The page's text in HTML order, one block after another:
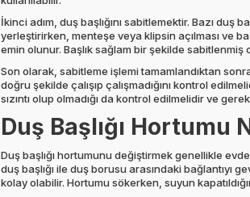
İkinci adım, duş başlığını sabitlemektir. Bazı duş
yerleştirirken, menteşe veya klipsin açılması ve
emin olunur. Başlık sağlam bir şekilde sabitlenmiş
Son olarak, sabitleme işlemi tamamlandıktan sonra
doğru şekilde çalışıp çalışmadığını kontrol
sızıntı olup olmadığı da kontrol edilmelidir ve
Duş Başlığı Hortumu
Duş başlığı hortumunu değiştirmek genellikle
duş başlığı ile duş borusu arasındaki bağlantıyı
kolay olabilir. Hortumu sökerken, suyun